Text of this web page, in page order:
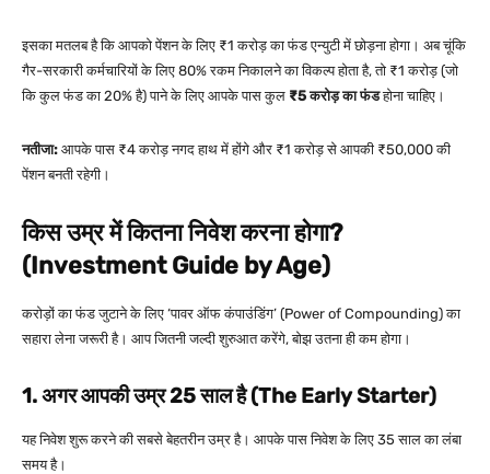
इसका मतलब है कि आपको पेंशन के लिए ₹1 करोड़ का फंड एन्युटी में छोड़ना होगा। अब चूंकि
गैर-सरकारी कर्मचारियों के लिए 80% रकम निकालने का विकल्प होता है, तो ₹1 करोड़ (जो
कि कुल फंड का 20% है) पाने के लिए आपके पास कुल ₹5 करोड़ का फंडहोना चाहिए।
नतीजा: आपके पास ₹4 करोड़ नगद हाथ में होंगे और ₹1 करोड़ से आपकी ₹50,000 की
पेंशन बनती रहेगी।
किस उम्र में कितना निवेश करना होगा?
(Investment Guide by Age)
करोड़ों का फंड जुटाने के लिए ‘पावर ऑफ कंपाउंडिंग’ (Power of Compounding) का
सहारा लेना जरूरी है। आप जितनी जल्दी शुरुआत करेंगे, बोझ उतना ही कम होगा।
1. अगर आपकी उम्र 25 साल है (The Early Starter)
यह निवेश शुरू करने की सबसे बेहतरीन उम्र है। आपके पास निवेश के लिए 35 साल का लंबा
समय है।